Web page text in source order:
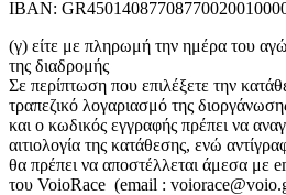
IBAN:
(γ) είτε με πληρωμή την ημέρα του
της διαδρομής
Σε περίπτωση που επιλέξετε την
τραπεζικό λογαριασμό της
και ο κωδικός εγγραφής πρέπει να
αιτιολογία της κατάθεσης, ενώ
θα πρέπει να αποστέλλεται άμεσα με
του VoioRace (email :